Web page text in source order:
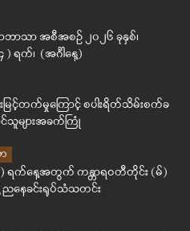
ာဘာသာ အစီအစဉ် ၂၀၂၆ ခုနှစ်၊
က်၊ (အင်္ဂါနေ့)
ြင့်တက်မှုကြောင့် စပါးရိတ်သိမ်းစက်ခ
င်သူများအခက်ကြုံ
က်နေ့အတွက် ကန္တာရဝတီတိုင်း (မ်)
ညနေခင်းရုပ်သံသတင်း